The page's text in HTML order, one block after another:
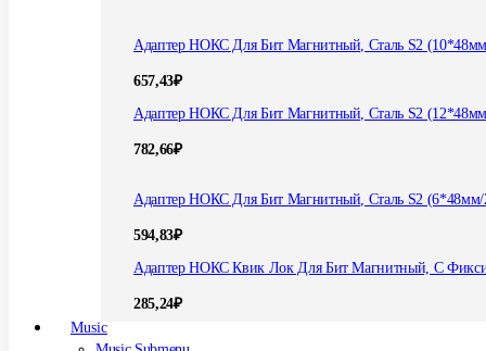
Адаптер НОКС Для Бит Магнитный, Сталь S2
657,43₽
Адаптер НОКС Для Бит Магнитный, Сталь S2
782,66₽
Адаптер НОКС Для Бит Магнитный, Сталь S2
594,83₽
Адаптер НОКС Квик Лок Для Бит Магнитный, С
285,24₽
Music